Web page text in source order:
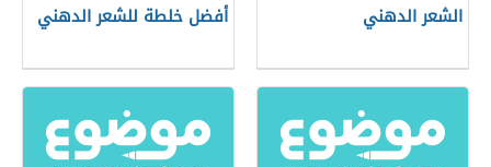
الشعر الدهني أفضل خلطة للشعر الدهني